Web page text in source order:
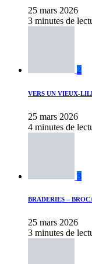
25 mars 2026
3 minutes de
2
VERS UN VIEUX-
25 mars 2026
4 minutes de
3
BRADERIES –
25 mars 2026
3 minutes de